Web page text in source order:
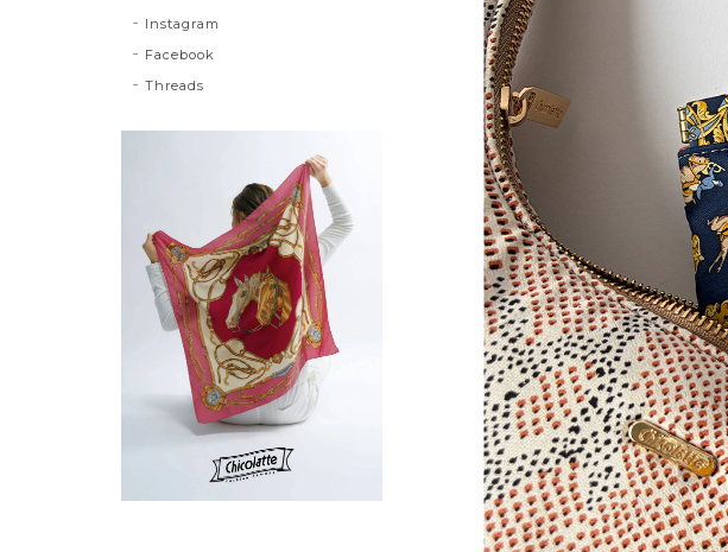
Instagram
Facebook
Threads